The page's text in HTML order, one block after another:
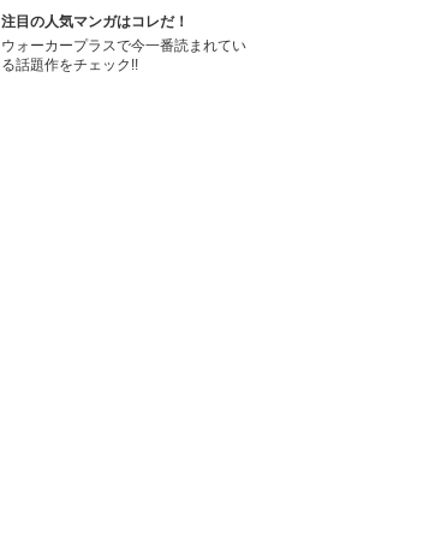
注目の人気マンガはコレだ！
ウォーカープラスで今一番読まれてい
る話題作をチェック!!